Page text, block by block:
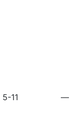
5-11 —